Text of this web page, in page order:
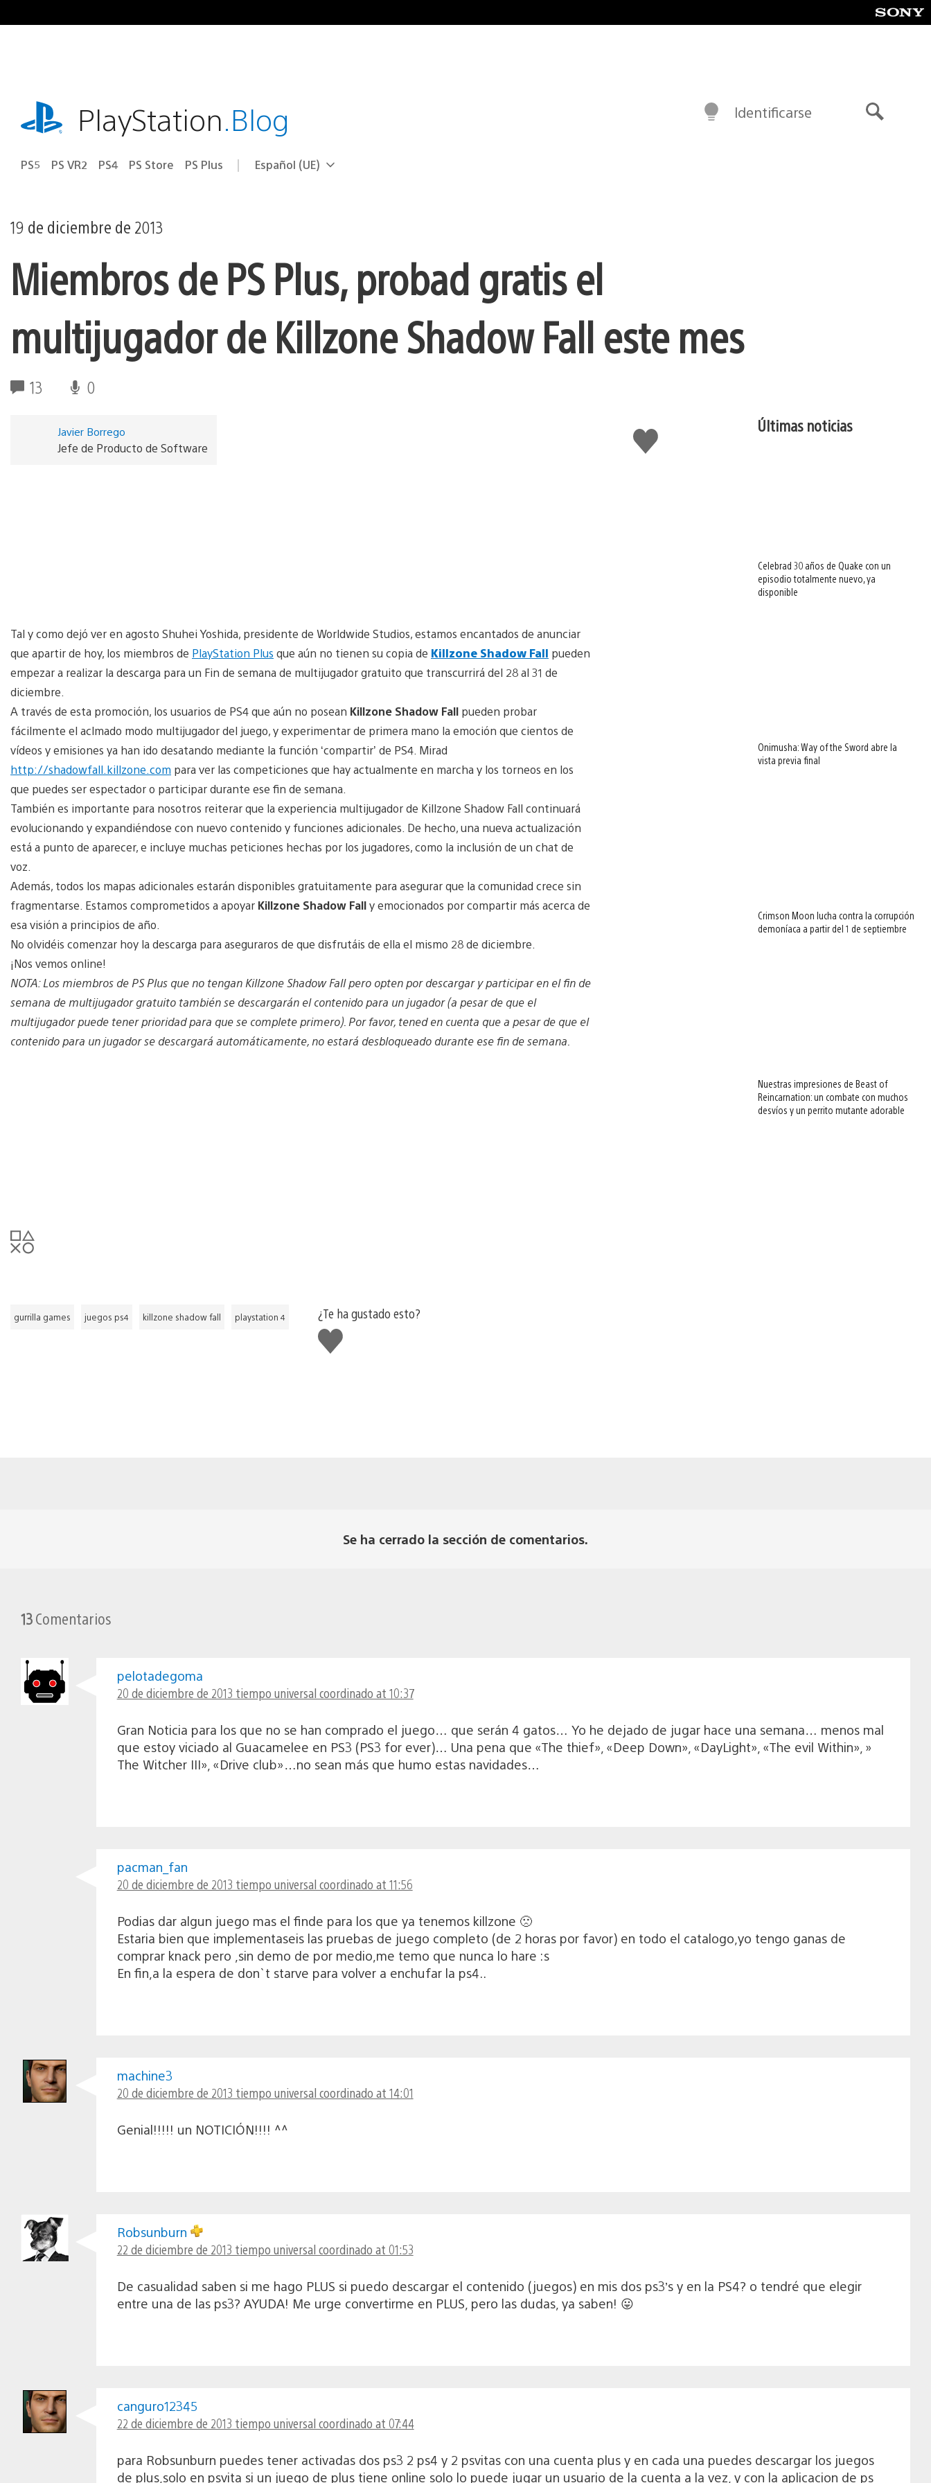
al
playstation.comPlayStation.Blog
PS5 PS VR2 PS4 PS Store PS Plus Selecciona
Región
Español (UE)
Identificarse
19 de diciembre de 2013
Miembros de PS Plus, probad gratis el
multijugador de Killzone Shadow Fall este mes
13 0
Me
gusta
Javier Borrego
Jefe de Producto de Software
Tal y como dejó ver en agosto Shuhei Yoshida, presidente de Worldwide Studios, estamos encantados de anunciar
que apartir de hoy, los miembros de PlayStation Plus que aún no tienen su copia de Killzone Shadow Fall pueden
empezar a realizar la descarga para un Fin de semana de multijugador gratuito que transcurrirá del 28 al 31 de
diciembre.
A través de esta promoción, los usuarios de PS4 que aún no posean Killzone Shadow Fall pueden probar
fácilmente el aclmado modo multijugador del juego, y experimentar de primera mano la emoción que cientos de
vídeos y emisiones ya han ido desatando mediante la función ‘compartir’ de PS4. Mirad
http://shadowfall.killzone.com para ver las competiciones que hay actualmente en marcha y los torneos en los
que puedes ser espectador o participar durante ese fin de semana.
También es importante para nosotros reiterar que la experiencia multijugador de Killzone Shadow Fall continuará
evolucionando y expandiéndose con nuevo contenido y funciones adicionales. De hecho, una nueva actualización
está a punto de aparecer, e incluye muchas peticiones hechas por los jugadores, como la inclusión de un chat de
voz.
Además, todos los mapas adicionales estarán disponibles gratuitamente para asegurar que la comunidad crece sin
fragmentarse. Estamos comprometidos a apoyar Killzone Shadow Fally emocionados por compartir más acerca de
esa visión a principios de año.
No olvidéis comenzar hoy la descarga para aseguraros de que disfrutáis de ella el mismo 28 de diciembre.
¡Nos vemos online!
NOTA: Los miembros de PS Plus que no tengan Killzone Shadow Fall pero opten por descargar y participar en el fin de
semana de multijugador gratuito también se descargarán el contenido para un jugador (a pesar de que el
multijugador puede tener prioridad para que se complete primero). Por favor, tened en cuenta que a pesar de que el
contenido para un jugador se descargará automáticamente, no estará desbloqueado durante ese fin de semana.
gurrilla games juegos ps4 killzone shadow fall playstation 4
¿Te ha gustado esto?
Me
gusta
Últimas noticias
Celebrad 30 años de Quake con un
episodio totalmente nuevo, ya
disponible
Onimusha: Way of the Sword abre la
vista previa final
Crimson Moon lucha contra la corrupción
demoníaca a partir del 1 de septiembre
Nuestras impresiones de Beast of
Reincarnation: un combate con muchos
desvíos y un perrito mutante adorable
Se ha cerrado la sección de comentarios.
13Comentarios
pelotadegoma
20 de diciembre de 2013 tiempo universal coordinado at 10:37
Gran Noticia para los que no se han comprado el juego… que serán 4 gatos… Yo he dejado de jugar hace una semana… menos mal
que estoy viciado al Guacamelee en PS3 (PS3 for ever)… Una pena que «The thief», «Deep Down», «DayLight», «The evil Within», »
The Witcher III», «Drive club»…no sean más que humo estas navidades…
pacman_fan
20 de diciembre de 2013 tiempo universal coordinado at 11:56
Podias dar algun juego mas el finde para los que ya tenemos killzone 🙁
Estaria bien que implementaseis las pruebas de juego completo (de 2 horas por favor) en todo el catalogo,yo tengo ganas de
comprar knack pero ,sin demo de por medio,me temo que nunca lo hare :s
En fin,a la espera de don`t starve para volver a enchufar la ps4..
machine3
20 de diciembre de 2013 tiempo universal coordinado at 14:01
Genial!!!!! un NOTICIÓN!!!! ^^
Robsunburn
22 de diciembre de 2013 tiempo universal coordinado at 01:53
De casualidad saben si me hago PLUS si puedo descargar el contenido (juegos) en mis dos ps3’s y en la PS4? o tendré que elegir
entre una de las ps3? AYUDA! Me urge convertirme en PLUS, pero las dudas, ya saben! 😛
canguro12345
22 de diciembre de 2013 tiempo universal coordinado at 07:44
para Robsunburn puedes tener activadas dos ps3 2 ps4 y 2 psvitas con una cuenta plus y en cada una puedes descargar los juegos
de plus,solo en psvita si un juego de plus tiene online solo lo puede jugar un usuario de la cuenta a la vez, y con la aplicacion de ps